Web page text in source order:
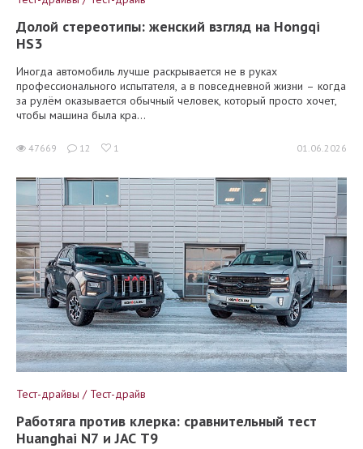
Долой стереотипы: женский взгляд на Hongqi
HS3
Иногда автомобиль лучше раскрывается не в руках
профессионального испытателя, а в повседневной жизни – когда
за рулём оказывается обычный человек, который просто хочет,
чтобы машина была кра...
47669 12 1 01.06.2026
Тест-драйвы / Тест-драйв
Работяга против клерка: сравнительный тест
Huanghai N7 и JAC T9